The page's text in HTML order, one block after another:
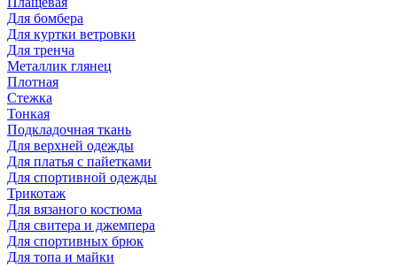
Для бомбера
Для куртки ветровки
Для тренча
Металлик глянец
Плотная
Стежка
Тонкая
Подкладочная ткань
Для верхней одежды
Для платья с пайетками
Для спортивной одежды
Трикотаж
Для вязаного костюма
Для свитера и джемпера
Для спортивных брюк
Для топа и майки